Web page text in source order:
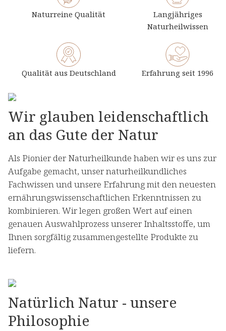
Naturreine Qualität
Langjähriges
Naturheilwissen
Qualität aus Deutschland Erfahrung seit 1996
Wir glauben leidenschaftlich
an das Gute der Natur
Als Pionier der Naturheilkunde haben wir es uns zur
Aufgabe gemacht, unser naturheilkundliches
Fachwissen und unsere Erfahrung mit den neuesten
ernährungswissenschaftlichen Erkenntnissen zu
kombinieren. Wir legen großen Wert auf einen
genauen Auswahlprozess unserer Inhaltsstoffe, um
Ihnen sorgfältig zusammengestellte Produkte zu
liefern.
Natürlich Natur - unsere
Philosophie